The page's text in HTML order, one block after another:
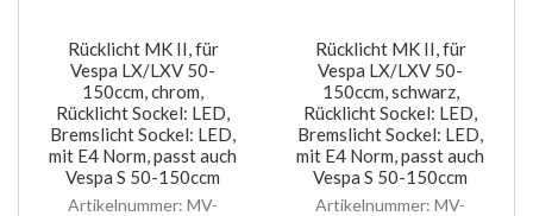
Rücklicht MK II, für
Vespa LX/LXV 50-
150ccm, chrom,
Rücklicht Sockel: LED,
Bremslicht Sockel: LED,
mit E4 Norm, passt auch
Vespa S 50-150ccm
Artikelnummer: MV-
Rücklicht MK II, für
Vespa LX/LXV 50-
150ccm, schwarz,
Rücklicht Sockel: LED,
Bremslicht Sockel: LED,
mit E4 Norm, passt auch
Vespa S 50-150ccm
Artikelnummer: MV-